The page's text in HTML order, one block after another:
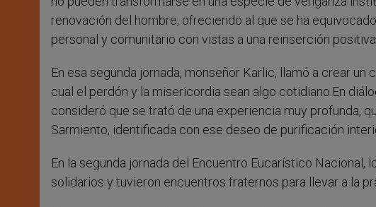
renovación del hombre, ofreciendo al que se ha
personal y comunitario con vistas a una reinserción
En esa segunda jornada, monseñor Karlic, llamó a crear
cual el perdón y la misericordia sean algo cotidiano.En
consideró que se trató de una experiencia muy profunda,
Sarmiento, identificada con ese deseo de purificación
En la segunda jornada del Encuentro Eucarístico
solidarios y tuvieron encuentros fraternos para llevar a la